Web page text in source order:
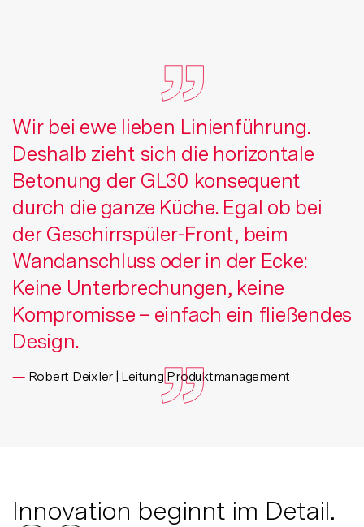
Wir bei ewe lieben Linienführung.
Deshalb zieht sich die horizontale
Betonung der GL30 konsequent
durch die ganze Küche. Egal ob bei
der Geschirrspüler-Front, beim
Wandanschluss oder in der Ecke:
Keine Unterbrechungen, keine
Kompromisse – einfach ein fließendes
Design.
Robert Deixler | Leitung Produktmanagement
Innovation beginnt im Detail.